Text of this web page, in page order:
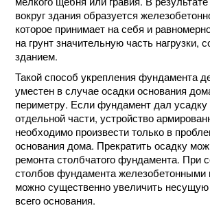
вокруг здания образуется
которое принимает на себя и
на грунт значительную часть нагрузки,
зданием.
Такой способ укрепления фундамента
уместен в случае осадки основания
периметру. Если фундамент дал усадку
отдельной части, устройство
необходимо произвести только в
основания дома. Прекратить осадку
ремонта столбчатого фундамента. При
столбов фундамента
можно существенно увеличить
всего основания.